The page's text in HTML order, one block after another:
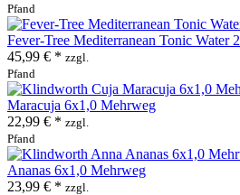
Pfand
Fever-Tree Mediterranean Tonic Water
45,99 € * zzgl.
Pfand
Maracuja 6x1,0 Mehrweg
22,99 € * zzgl.
Pfand
Ananas 6x1,0 Mehrweg
23,99 € * zzgl.